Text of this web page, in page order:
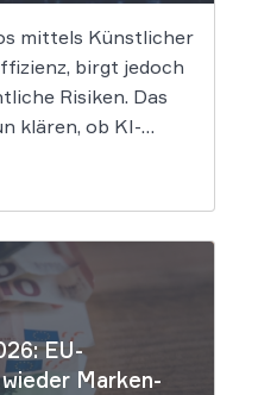
mittels Künstlicher
birgt jedoch
Risiken. Das
klären, ob KI-
um rechtlichen
zu genießen. Die
dass der bloße
ohne menschliche
des […]
EU-
Marken-